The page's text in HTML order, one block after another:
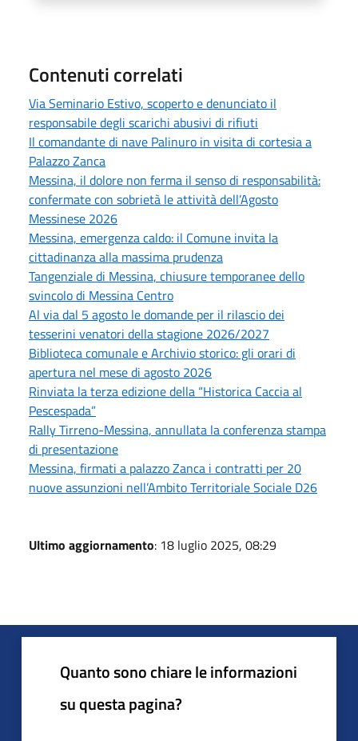
Contenuti correlati
Via Seminario Estivo, scoperto e denunciato il
responsabile degli scarichi abusivi di rifiuti
Il comandante di nave Palinuro in visita di cortesia a
Palazzo Zanca
Messina, il dolore non ferma il senso di responsabilità:
confermate con sobrietà le attività dell’Agosto
Messinese 2026
Messina, emergenza caldo: il Comune invita la
cittadinanza alla massima prudenza
Tangenziale di Messina, chiusure temporanee dello
svincolo di Messina Centro
Al via dal 5 agosto le domande per il rilascio dei
tesserini venatori della stagione 2026/2027
Biblioteca comunale e Archivio storico: gli orari di
apertura nel mese di agosto 2026
Rinviata la terza edizione della “Historica Caccia al
Pescespada”
Rally Tirreno-Messina, annullata la conferenza stampa
di presentazione
Messina, firmati a palazzo Zanca i contratti per 20
nuove assunzioni nell’Ambito Territoriale Sociale D26
Ultimo aggiornamento: 18 luglio 2025, 08:29
Quanto sono chiare le informazioni
su questa pagina?